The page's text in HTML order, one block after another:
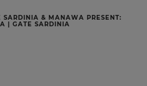
SARDINIA & MANAWA PRESENT:
| GATE SARDINIA